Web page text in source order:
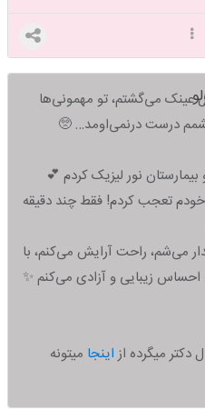
عینک می‌گشتم، تو مهمونی‌ها
درست درنمی‌اومد… 🥺
نور لیزیک کردم 💕
تعجب کردم! فقط چند دقیقه
عینک بیدار می‌شم، راحت آرایش می‌کنم، با
زیبایی و آزادی می‌کنم ✨
میگرده از اینجا میتونه